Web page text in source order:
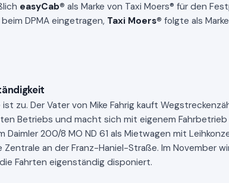
easyCab® als Marke von Taxi Moers® für den
beim DPMA eingetragen, Taxi Moers® folgte als
zu. Der Vater von Mike Fahrig kauft
Betriebs und macht sich mit eigenem Fahrbetrieb
200/8 MO ND 61 als Mietwagen mit
an der Franz-Haniel-Straße. Im November
Fahrten eigenständig disponiert.